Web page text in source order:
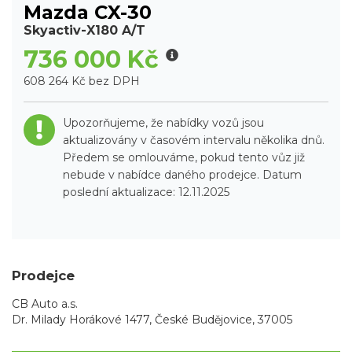
Mazda CX-30
Skyactiv-X180 A/T
736 000 Kč
608 264 Kč bez DPH
Upozorňujeme, že nabídky vozů jsou
aktualizovány v časovém intervalu několika dnů.
Předem se omlouváme, pokud tento vůz již
nebude v nabídce daného prodejce. Datum
poslední aktualizace: 12.11.2025
Prodejce
CB Auto a.s.
Dr. Milady Horákové 1477, České Budějovice, 37005